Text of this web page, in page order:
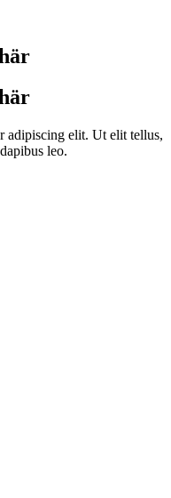
adipiscing elit. Ut elit tellus,
leo.